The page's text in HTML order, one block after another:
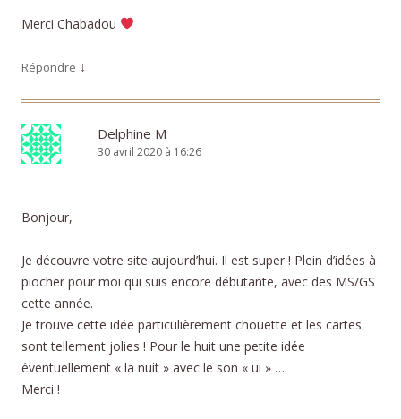
Merci Chabadou
Répondre ↓
Delphine M
30 avril 2020 à 16:26
Bonjour,
Je découvre votre site aujourd’hui. Il est super ! Plein d’idées à
piocher pour moi qui suis encore débutante, avec des MS/GS
cette année.
Je trouve cette idée particulièrement chouette et les cartes
sont tellement jolies ! Pour le huit une petite idée
éventuellement « la nuit » avec le son « ui » …
Merci !